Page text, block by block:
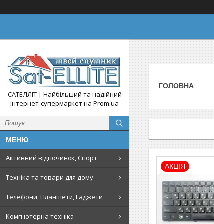
САТЕЛЛІТ | Найбільший та надійний
інтернет-супермаркет на Prom.ua
Активний відпочинок, Спорт
Техніка та товари для дому
Телефони, Планшети, Гаджети
Комп'ютерна техніка
ГОЛОВНА
АКЦІЯ